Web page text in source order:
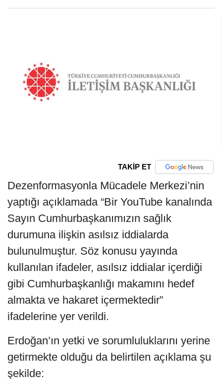
TAKİP ET
Dezenformasyonla Mücadele Merkezi’nin
yaptığı açıklamada “Bir YouTube kanalında
Sayın Cumhurbaşkanımızın sağlık
durumuna ilişkin asılsız iddialarda
bulunulmuştur. Söz konusu yayında
kullanılan ifadeler, asılsız iddialar içerdiği
gibi Cumhurbaşkanlığı makamını hedef
almakta ve hakaret içermektedir”
ifadelerine yer verildi.
Erdoğan’ın yetki ve sorumluluklarını yerine
getirmekte olduğu da belirtilen açıklama şu
şekilde: